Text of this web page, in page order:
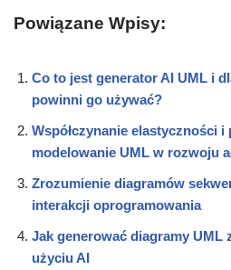
Powiązane Wpisy:
Co to jest generator AI UML i
powinni go używać?
Współczynanie elastyczności
modelowanie UML w rozwoju
Zrozumienie diagramów
interakcji oprogramowania
Jak generować diagramy UML
użyciu AI